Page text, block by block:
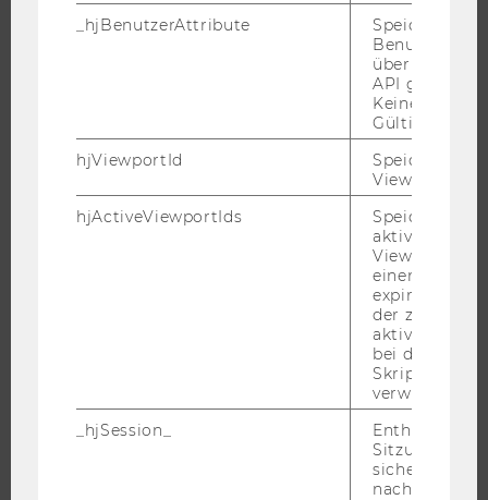
WARUM WU?
EXECUTIVE EDUCATION
INFORMATIONEN FÜR STUDIERENDE
INTERNATIONALE UND INCOMING EXCHANGE STUDIERENDE
ANGEBOTE FÜR SCHULEN UND STUDIENINTERESSIERTE
FORSCHUNG
_hjBenutzerAttribute
Speichert
über die
API gesendet
Keine
hjViewportId
Speichert
Viewport-
hjActiveViewportIds
Speichert die
aktiven
Viewports.
einen
der zur
aktiver
bei der
verwendet
_hjSession_
Enthält die
sicher, dass